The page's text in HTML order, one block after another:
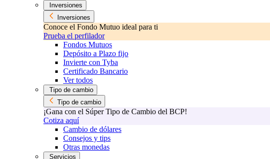
Inversiones
Inversiones
Conoce el Fondo Mutuo ideal para ti
Prueba el perfilador
Fondos Mutuos
Depósito a Plazo fijo
Invierte con Tyba
Certificado Bancario
Ver todos
Tipo de cambio
Tipo de cambio
¡Gana con el Súper Tipo de Cambio del BCP!
Cotiza aquí
Cambio de dólares
Consejos y tips
Otras monedas
Servicios